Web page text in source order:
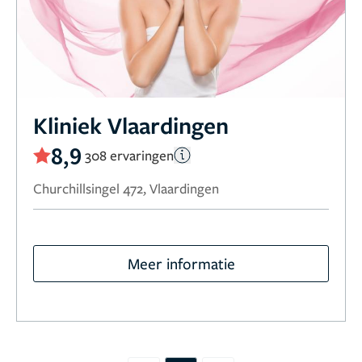
Kliniek Vlaardingen
8,9 308 ervaringen
Churchillsingel 472, Vlaardingen
Meer informatie